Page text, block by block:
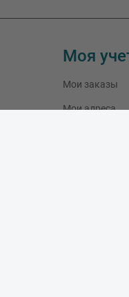
Моя
Мои заказы
Мои адреса